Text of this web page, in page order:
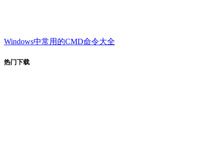
Windows中常用的CMD命令大全
热门下载